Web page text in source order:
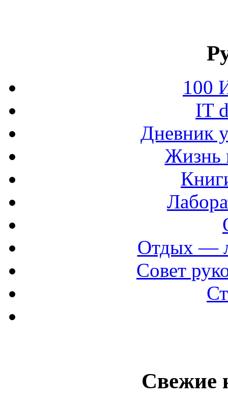
100
IT
Дневник
Жизнь
Отдых —
Совет
Свежие